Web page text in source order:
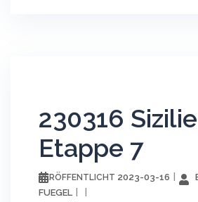
230316
Etappe 7
VERÖFFENTLICHT 2023-03-16
FUEGEL